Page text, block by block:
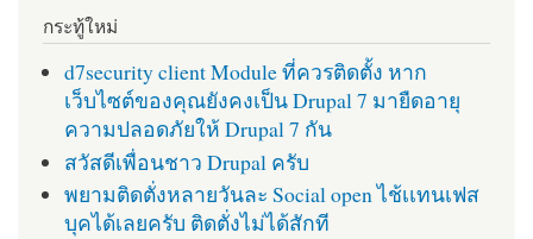
กระทู้ใหม่
d7security client Module ที่ควรติดตั้ง หาก
เว็บไซต์ของคุณยังคงเป็น Drupal 7 มายืดอายุ
ความปลอดภัยให้ Drupal 7 กัน
สวัสดีเพื่อนชาว Drupal ครับ
พยามติดตั่งหลายวันละ Social open ไช้เเทนเฟส
บุคได้เลยครับ ติดตั่งไม่ได้สักที